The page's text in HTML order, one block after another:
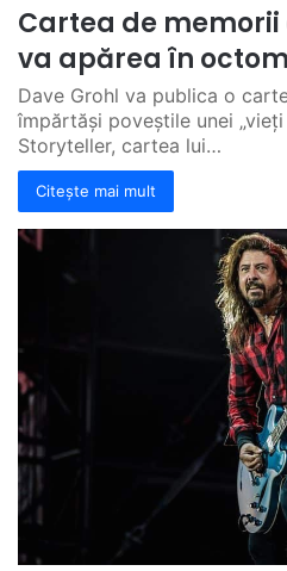
Cartea de memorii
va apărea în
Dave Grohl va publica o
împărtăși poveștile unei
Storyteller, cartea lui…
Citește mai mult